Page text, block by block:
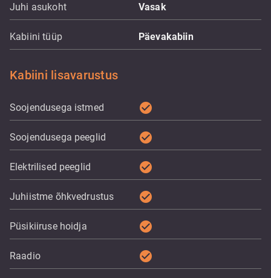
Juhi asukoht Vasak
Kabiini tüüp Päevakabiin
Kabiini lisavarustus
Soojendusega istmed check_circle
Soojendusega peeglid check_circle
Elektrilised peeglid check_circle
Juhiistme õhkvedrustus check_circle
Püsikiiruse hoidja check_circle
Raadio check_circle